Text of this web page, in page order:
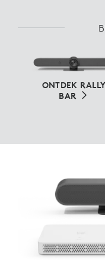
ONTDEK RALLY
BAR